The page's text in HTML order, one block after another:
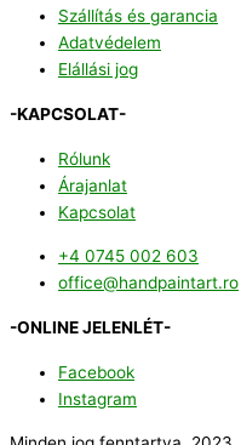
Szállítás és garancia
Adatvédelem
Elállási jog
-KAPCSOLAT-
Rólunk
Árajanlat
Kapcsolat
+4 0745 002 603
office@handpaintart.ro
-ONLINE JELENLÉT-
Facebook
Instagram